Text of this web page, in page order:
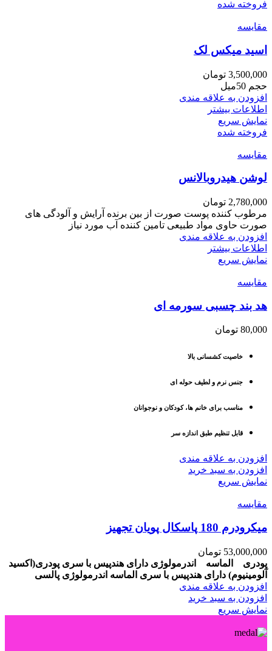
فروخته شده
مقايسه
اسید میکس لک
3,500,000 تومان
حجم 50میل
افزودن به علاقه مندی
اطلاعات بیشتر
نمایش سریع
فروخته شده
مقايسه
لوشن هیدروبالانس
2,780,000 تومان
مرطوب کننده پوست صورت از بین برنده آرایش و آلودگی های
صورت حاوی مواد طبیعی تامین کننده آب مورد نیاز
افزودن به علاقه مندی
اطلاعات بیشتر
نمایش سریع
مقايسه
هد بند چسبی سورمه ای
80,000 تومان
خاصیت کشسانی بالا
جنس نرم و لطیف حوله ای
مناسب برای خانم ها، کودکان و نوجوانان
قابل تنظیم طبق اندازه سر
افزودن به علاقه مندی
افزودن به سبد خرید
نمایش سریع
مقايسه
میکرودرم 180 پاسکال پویان تجهیز
53,000,000 تومان
پودری الماسه اندرمولوژی دارای هندپیس با سری پودری(اکسید
آلومینیوم) دارای هندپیس با سری الماسه اندرمولوژی پالسی
افزودن به علاقه مندی
افزودن به سبد خرید
نمایش سریع